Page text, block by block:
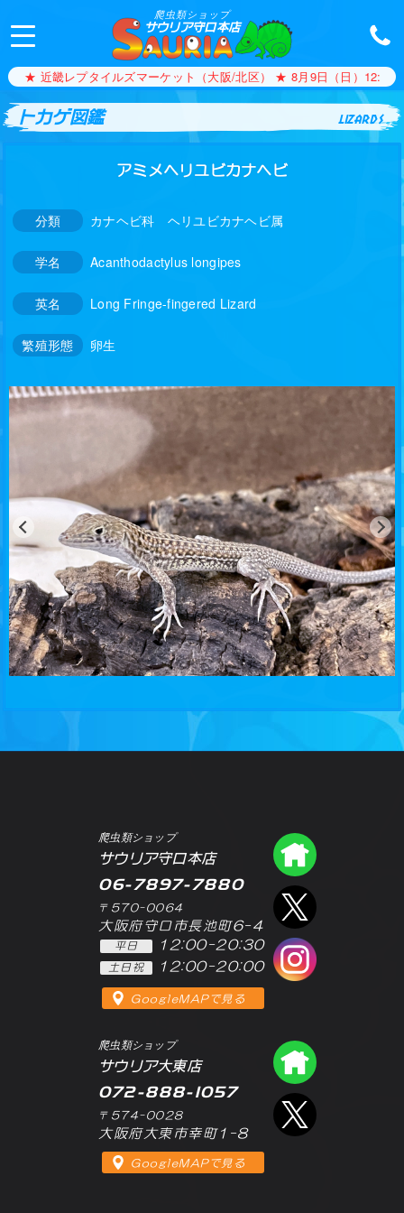
爬虫類ショップ
サウリア守口本店
★ 近畿レプタイルズマーケット（大阪/北区） ★ 8月9日（日）12:00
トカゲ図鑑 lizards
アミメヘリユビカナヘビ
分類 カナヘビ科 ヘリユビカナヘビ属
学名 Acanthodactylus longipes
英名 Long Fringe-fingered Lizard
繁殖形態 卵生
爬虫類ショップ
サウリア守口本店
06-7897-7880
〒570-0064
大阪府守口市長池町6-4
平日 12:00-20:30
土日祝 12:00-20:00
GoogleMAPで見る
爬虫類ショップ
サウリア大東店
072-888-1057
〒574-0028
大阪府大東市幸町1-8
GoogleMAPで見る